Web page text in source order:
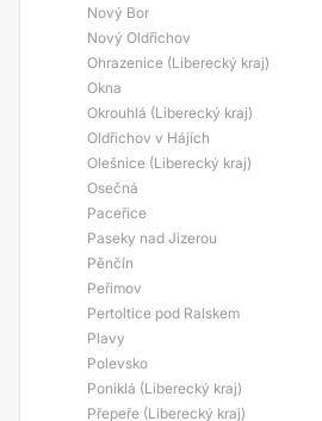
Nový Bor
Nový Oldřichov
Ohrazenice (Liberecký kraj)
Okna
Okrouhlá (Liberecký kraj)
Oldřichov v Hájích
Olešnice (Liberecký kraj)
Osečná
Paceřice
Paseky nad Jizerou
Pěnčín
Peřimov
Pertoltice pod Ralskem
Plavy
Polevsko
Poniklá (Liberecký kraj)
Přepeře (Liberecký kraj)